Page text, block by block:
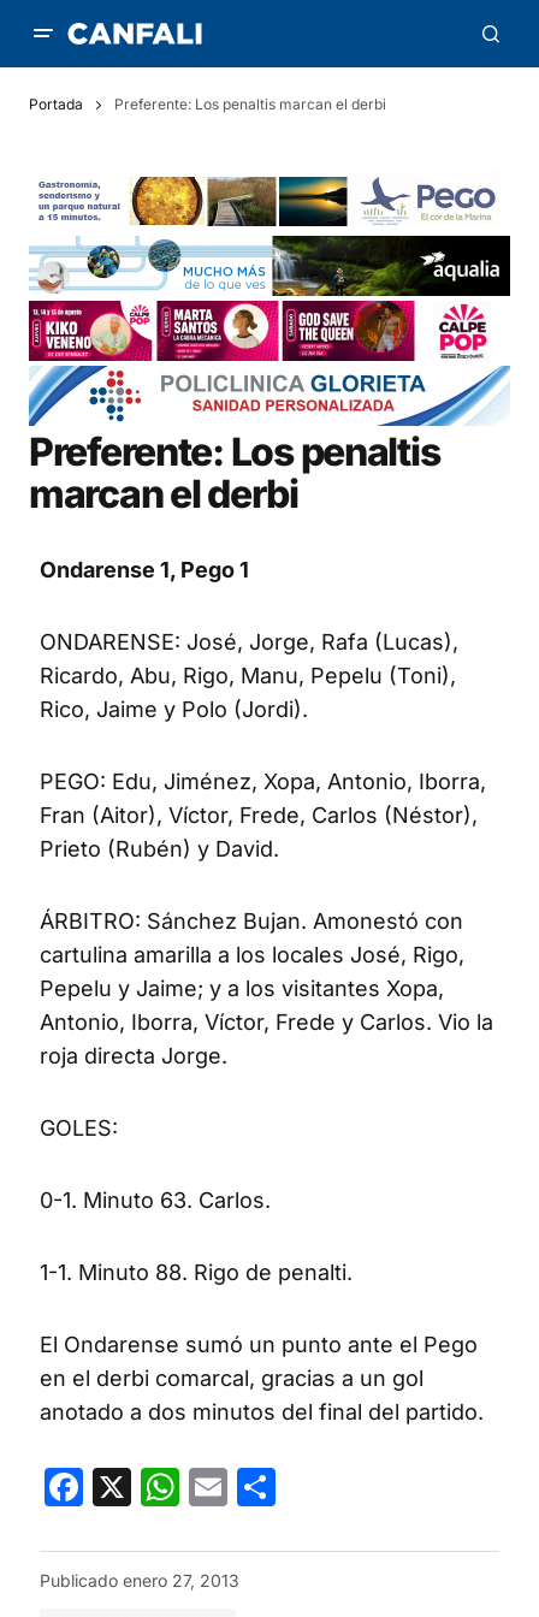
Portada Preferente: Los penaltis marcan el derbi
Preferente: Los penaltis
marcan el derbi
Ondarense 1, Pego 1
ONDARENSE: José, Jorge, Rafa (Lucas),
Ricardo, Abu, Rigo, Manu, Pepelu (Toni),
Rico, Jaime y Polo (Jordi).
PEGO: Edu, Jiménez, Xopa, Antonio, Iborra,
Fran (Aitor), Víctor, Frede, Carlos (Néstor),
Prieto (Rubén) y David.
ÁRBITRO: Sánchez Bujan. Amonestó con
cartulina amarilla a los locales José, Rigo,
Pepelu y Jaime; y a los visitantes Xopa,
Antonio, Iborra, Víctor, Frede y Carlos. Vio la
roja directa Jorge.
GOLES:
0-1. Minuto 63. Carlos.
1-1. Minuto 88. Rigo de penalti.
El Ondarense sumó un punto ante el Pego
en el derbi comarcal, gracias a un gol
anotado a dos minutos del final del partido.
Facebook
X WhatsApp
Email
Publicado enero 27, 2013